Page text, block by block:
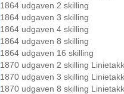
1864 udgaven 2 skilling
1864 udgaven 3 skilling
1864 udgaven 4 skilling
1864 udgaven 8 skilling
1864 udgaven 16 skilling
1870 udgaven 2 skilling
1870 udgaven 3 skilling
1870 udgaven 8 skilling